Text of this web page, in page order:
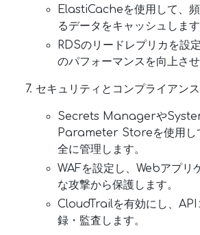
ElastiCacheを使用して、
るデータをキャッシュします
RDSのリードレプリカを設
のパフォーマンスを向上させ
セキュリティとコンプライアン
Secrets Managerや
Parameter Storeを使用し
全に管理します。
WAFを設定し、Webアプリ
な攻撃から保護します。
CloudTrailを有効にし、API
録・監査します。